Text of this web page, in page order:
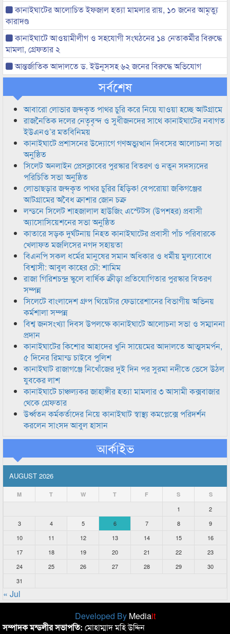
কানাইঘাটের আলোচিত ইফজাল হত্যা মামলার রায়, ১০ জনের আমৃত্যু
কারাদণ্ড
কানাইঘাটে আওয়ামীলীগ ও সহযোগী সংঘঠনের ১৪ নেতাকর্মীর বিরুদ্ধে
মামলা, গ্রেফতার ২
আন্তর্জাতিক আদালতে ড. ইউনূসসহ ৬২ জনের বিরুদ্ধে অভিযোগ
সর্বশেষ
আবারো লোভার জব্দকৃত পাথর চুরি করে নিয়ে যাওয়া হচ্ছে আটগ্রামে
রাজনৈতিক দলের নেতৃবৃন্দ ও সুধীজনদের সাথে কানাইঘাটের নবাগত
ইউএনও’র মতবিনিময়
কানাইঘাটে প্রশাসনের উদ্যোগে গণঅভ্যুত্থান দিবসের আলোচনা সভা
অনুষ্ঠিত
সিলেট অনলাইন প্রেসক্লাবের পুরস্কার বিতরণ ও নতুন সদস্যদের
পরিচিতি সভা অনুষ্ঠিত
লোভাছড়ার জব্দকৃত পাথর চুরির হিড়িক! বেপরোয়া জকিগঞ্জের
আটগ্রামের অবৈধ ক্রাশার জোন চক্র
লন্ডনে সিলেট শাহজালাল হাউজিং এস্টেটস (উপশহর) প্রবাসী
অ্যাসোসিয়েশনের সভা অনুষ্ঠিত
কাতারে সড়ক দুর্ঘটনায় নিহত কানাইঘাটের প্রবাসী পাঁচ পরিবারকে
খেলাফত মজলিসের নগদ সহায়তা
বিএনপি সকল ধর্মের মানুষের সমান অধিকার ও ধর্মীয় মুল্যবোধে
বিশ্বাসী: আবুল কাহের চৌ: শামিম
রাজা গিরিশচন্দ্র স্কুলে বার্ষিক ক্রীড়া প্রতিযোগিতার পুরস্কার বিতরণ
সম্পন্ন
সিলেটে বাংলাদেশ গ্রুপ থিয়েটার ফেডারেশানের বিভাগীয় অভিনয়
কর্মশালা সম্পন্ন
বিশ্ব জনসংখ্যা দিবস উপলক্ষে কানাইঘাটে আলোচনা সভা ও সম্মাননা
প্রদান
কানাইঘাটের কিশোর আহাদের খুনি সায়েমের আদালতে আত্মসমর্পন,
৫ দিনের রিমান্ড চাইবে পুলিশ
কানাইঘাট রাজাগঞ্জে নিখোঁজের দুই দিন পর সুরমা নদীতে ভেসে উঠল
যুবকের লাশ
কানাইঘাটে চাঞ্চল্যকর জাহাঙ্গীর হত্যা মামলার ৩ আসামী কক্সবাজার
থেকে গ্রেফতার
উর্ধ্বতন কর্মকর্তাদের নিয়ে কানাইঘাট স্বাস্থ্য কমপ্লেক্সে পরিদর্শন
করলেন সাংসদ আবুল হাসান
আর্কাইভ
AUGUST 2026
M T W T F S S
1
2
3
4 5 6 7 8
9
10
11 12 13 14 15
16
17
18 19 20 21 22
23
24
25 26 27 28 29
30
31
« Jul
Developed By Mediait
সম্পাদক মন্ডলীর সভাপতি: মোহাম্মাদ মহি উদ্দিন